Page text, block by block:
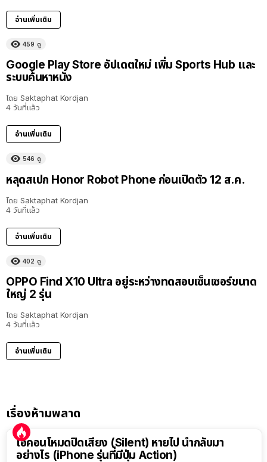
อ่านเพิ่มเติม
459 ดู
Google Play Store อัปเดตใหม่ เพิ่ม Sports Hub และ
ระบบค้นหาหนัง
โดย Saktaphat Kordjan
4 วันที่แล้ว
อ่านเพิ่มเติม
546 ดู
หลุดสเปก Honor Robot Phone ก่อนเปิดตัว 12 ส.ค.
โดย Saktaphat Kordjan
4 วันที่แล้ว
อ่านเพิ่มเติม
402 ดู
OPPO Find X10 Ultra อยู่ระหว่างทดสอบเซ็นเซอร์ขนาด
ใหญ่ 2 รุ่น
โดย Saktaphat Kordjan
4 วันที่แล้ว
อ่านเพิ่มเติม
เรื่องห้ามพลาด
ไอคอนโหมดปิดเสียง (Silent) หายไป นำกลับมา
อย่างไร (iPhone รุ่นที่มีปุ่ม Action)